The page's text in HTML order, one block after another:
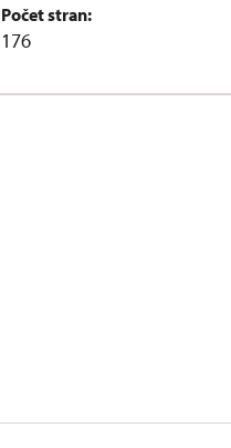
Počet stran:
176